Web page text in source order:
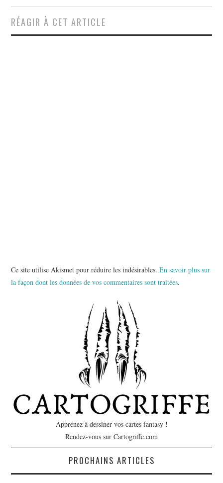
RÉAGIR À CET ARTICLE
Ce site utilise Akismet pour réduire les indésirables.En savoir plus sur
la façon dont les données de vos commentaires sont traitées.
Apprenez à dessiner vos cartes fantasy !
Rendez-vous sur Cartogriffe.com
PROCHAINS ARTICLES